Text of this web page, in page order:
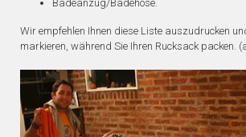
Badeanzug/Badehose.
Wir empfehlen Ihnen diese Liste auszudrucken
markieren, während Sie Ihren Rucksack packen.